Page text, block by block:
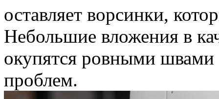
оставляет ворсинки,
Небольшие вложения в
окупятся ровными
проблем.